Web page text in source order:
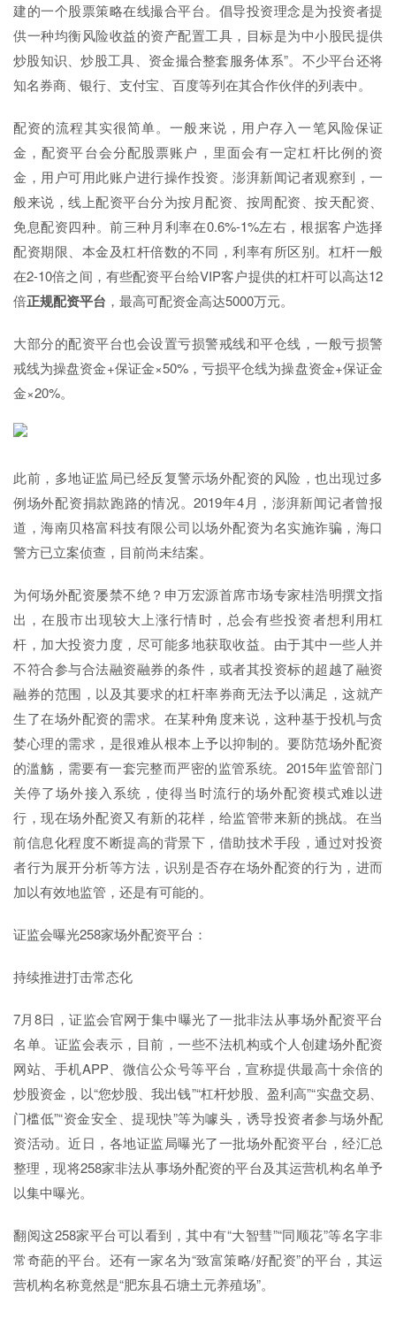
建的一个股票策略在线撮合平台。倡导投资理念是为投资者提
供一种均衡风险收益的资产配置工具，目标是为中小股民提供
炒股知识、炒股工具、资金撮合整套服务体系”。不少平台还将
知名券商、银行、支付宝、百度等列在其合作伙伴的列表中。
配资的流程其实很简单。一般来说，用户存入一笔风险保证
金，配资平台会分配股票账户，里面会有一定杠杆比例的资
金，用户可用此账户进行操作投资。澎湃新闻记者观察到，一
般来说，线上配资平台分为按月配资、按周配资、按天配资、
免息配资四种。前三种月利率在0.6%-1%左右，根据客户选择
配资期限、本金及杠杆倍数的不同，利率有所区别。杠杆一般
在2-10倍之间，有些配资平台给VIP客户提供的杠杆可以高达12
倍正规配资平台 ，最高可配资金高达5000万元。
大部分的配资平台也会设置亏损警戒线和平仓线，一般亏损警
戒线为操盘资金+保证金×50%，亏损平仓线为操盘资金+保证金
金×20%。
此前，多地证监局已经反复警示场外配资的风险，也出现过多
例场外配资捐款跑路的情况。2019年4月，澎湃新闻记者曾报
道，海南贝格富科技有限公司以场外配资为名实施诈骗，海口
警方已立案侦查，目前尚未结案。
为何场外配资屡禁不绝？申万宏源首席市场专家桂浩明撰文指
出，在股市出现较大上涨行情时，总会有些投资者想利用杠
杆，加大投资力度，尽可能多地获取收益。由于其中一些人并
不符合参与合法融资融券的条件，或者其投资标的超越了融资
融券的范围，以及其要求的杠杆率券商无法予以满足，这就产
生了在场外配资的需求。在某种角度来说，这种基于投机与贪
婪心理的需求，是很难从根本上予以抑制的。要防范场外配资
的滥觞，需要有一套完整而严密的监管系统。2015年监管部门
关停了场外接入系统，使得当时流行的场外配资模式难以进
行，现在场外配资又有新的花样，给监管带来新的挑战。在当
前信息化程度不断提高的背景下，借助技术手段，通过对投资
者行为展开分析等方法，识别是否存在场外配资的行为，进而
加以有效地监管，还是有可能的。
证监会曝光258家场外配资平台：
持续推进打击常态化
7月8日，证监会官网于集中曝光了一批非法从事场外配资平台
名单。证监会表示，目前，一些不法机构或个人创建场外配资
网站、手机APP、微信公众号等平台，宣称提供最高十余倍的
炒股资金，以“您炒股、我出钱”“杠杆炒股、盈利高”“实盘交易、
门槛低”“资金安全、提现快”等为噱头，诱导投资者参与场外配
资活动。近日，各地证监局曝光了一批场外配资平台，经汇总
整理，现将258家非法从事场外配资的平台及其运营机构名单予
以集中曝光。
翻阅这258家平台可以看到，其中有“大智彗”“同顺花”等名字非
常奇葩的平台。还有一家名为“致富策略/好配资”的平台，其运
营机构名称竟然是“肥东县石塘土元养殖场”。